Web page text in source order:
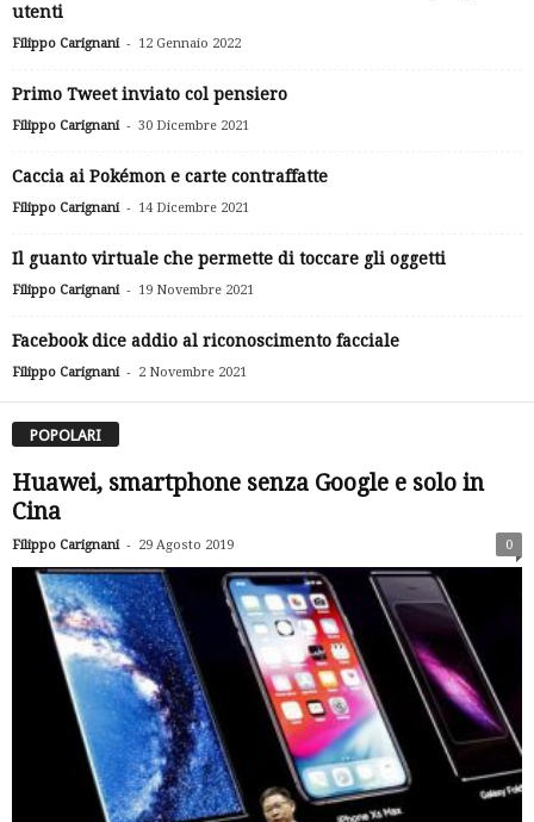
utenti
Filippo Carignani - 12 Gennaio 2022
Primo Tweet inviato col pensiero
Filippo Carignani - 30 Dicembre 2021
Caccia ai Pokémon e carte contraffatte
Filippo Carignani - 14 Dicembre 2021
Il guanto virtuale che permette di toccare gli oggetti
Filippo Carignani - 19 Novembre 2021
Facebook dice addio al riconoscimento facciale
Filippo Carignani - 2 Novembre 2021
POPOLARI
Huawei, smartphone senza Google e solo in
Cina
Filippo Carignani - 29 Agosto 2019 0